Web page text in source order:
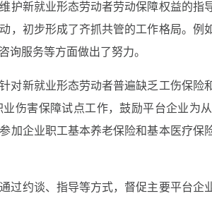
护新就业形态劳动者劳动保障权益的指
，初步形成了齐抓共管的工作格局。例
询服务等方面做出了努力。
针对新就业形态劳动者普遍缺乏工伤保险
伤害保障试点工作，鼓励平台企业为
加企业职工基本养老保险和基本医疗保
通过约谈、指导等方式，督促主要平台企